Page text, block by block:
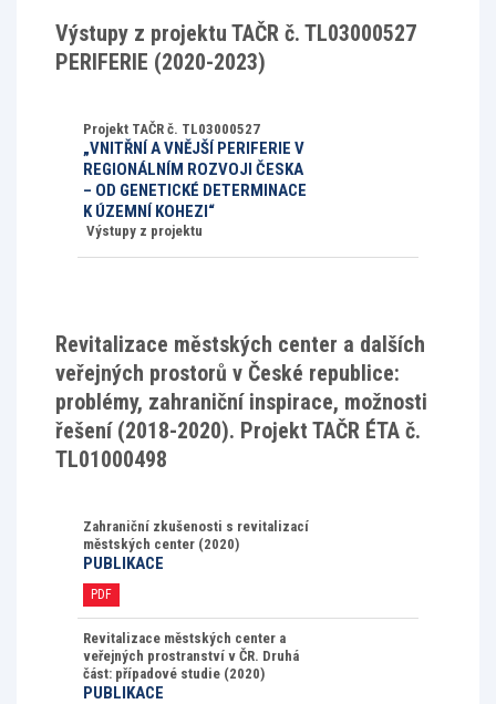
Výstupy z projektu TAČR č. TL03000527
PERIFERIE (2020-2023)
Projekt TAČR č. TL03000527
„VNITŘNÍ A VNĚJŠÍ PERIFERIE V
REGIONÁLNÍM ROZVOJI ČESKA
– OD GENETICKÉ DETERMINACE
K ÚZEMNÍ KOHEZI“
Výstupy z projektu
Revitalizace městských center a dalších
veřejných prostorů v České republice:
problémy, zahraniční inspirace, možnosti
řešení (2018-2020). Projekt TAČR ÉTA č.
TL01000498
Zahraniční zkušenosti s revitalizací
městských center (2020)
PUBLIKACE
PDF
Revitalizace městských center a
veřejných prostranství v ČR. Druhá
část: případové studie (2020)
PUBLIKACE